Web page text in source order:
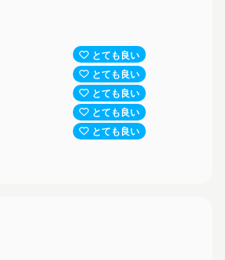
とても良い
とても良い
とても良い
とても良い
とても良い